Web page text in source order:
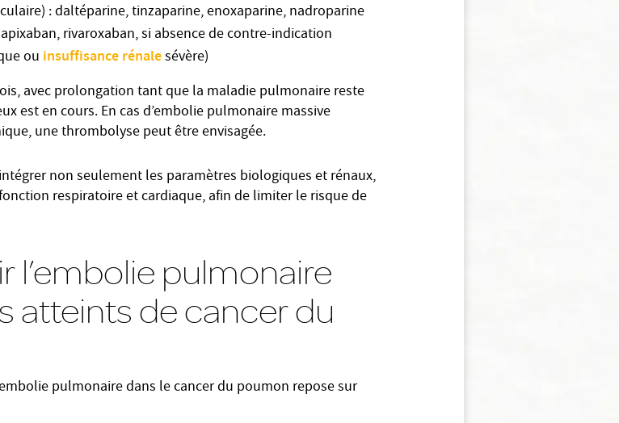
: daltéparine, tinzaparine, enoxaparine, nadroparine
rivaroxaban, si absence de contre-indication
ou insuffisance rénalesévère)
avec prolongation tant que la maladie pulmonaire reste
est en cours. En cas d’embolie pulmonaire massive
une thrombolyse peut être envisagée.
non seulement les paramètres biologiques et rénaux,
respiratoire et cardiaque, afin de limiter le risque de
l’embolie pulmonaire
atteints de cancer du
pulmonaire dans le cancer du poumon repose sur